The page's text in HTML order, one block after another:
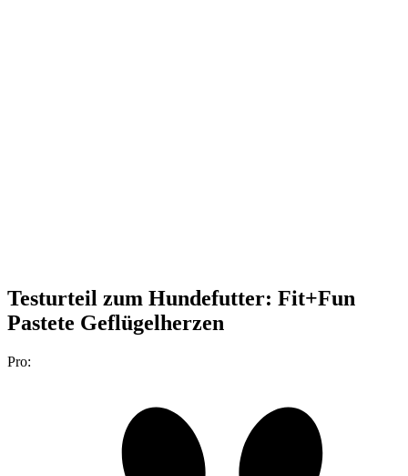
Testurteil zum Hundefutter: Fit+Fun
Pastete Geflügelherzen
Pro: